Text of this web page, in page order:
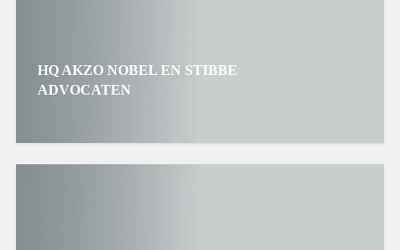
HQ AKZO NOBEL EN STIBBE
ADVOCATEN